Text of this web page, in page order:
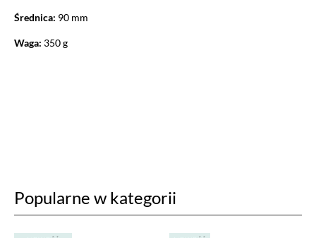
Średnica: 90 mm
Waga: 350 g
Popularne w kategorii
Ustawiając poszczególne narzędzia jako włączone, godzisz się, by